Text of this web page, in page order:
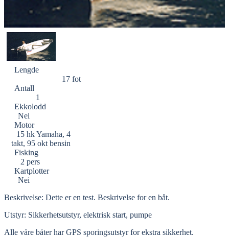
Lengde
17 fot
Antall
1
Ekkolodd
Nei
Motor
15 hk Yamaha, 4
takt, 95 okt bensin
Fisking
2 pers
Kartplotter
Nei
Beskrivelse: Dette er en test. Beskrivelse for en båt.
Utstyr: Sikkerhetsutstyr, elektrisk start, pumpe
Alle våre båter har GPS sporingsutstyr for ekstra sikkerhet.